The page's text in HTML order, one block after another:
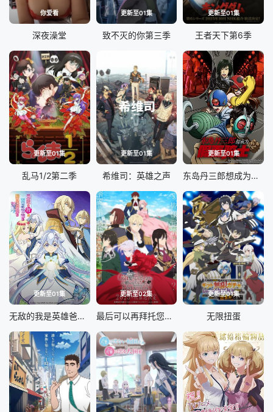
你爱看
深夜澡堂
更新至01集
致不灭的你第三季
更新至01集
王者天下第6季
更新至01集
乱马1/2第二季
更新至01集
希维司：英雄之声
更新至01集
东岛丹三郎想成为假面骑士
更新至01集
无敌的我是英雄爸爸和精灵妈妈的女儿
更新至02集
最后可以再拜托您一件事吗
更新至01集
无限扭蛋